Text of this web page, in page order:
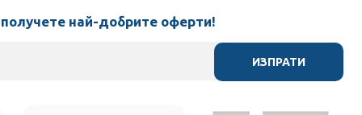
най-добрите оферти!
ИЗПРАТИ